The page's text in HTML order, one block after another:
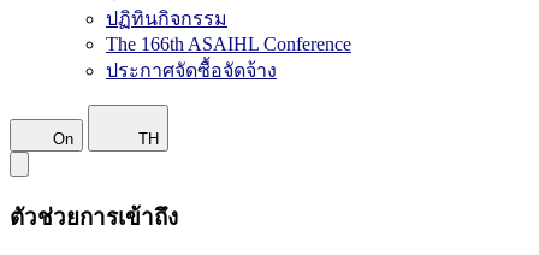
ปฏิทินกิจกรรม
The 166th ASAIHL Conference
ประกาศจัดซื้อจัดจ้าง
On TH
ตัวช่วยการเข้าถึง